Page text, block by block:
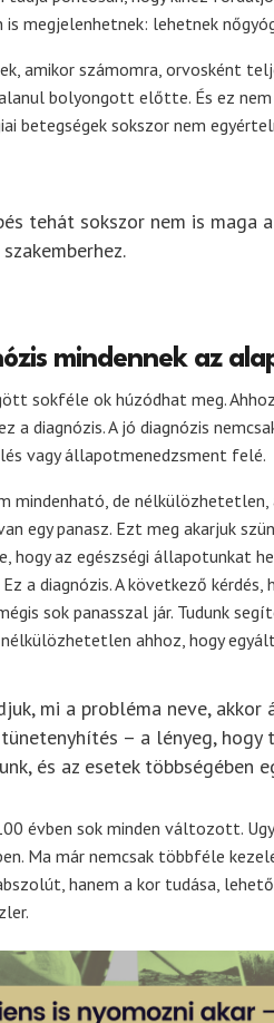
megjelenhetnek: lehetnek
amikor számomra, orvosként
bolyongott előtte. És ez nem
betegségek sokszor nem
tehát sokszor nem is maga
mindennek az
sokféle ok húzódhat meg.
a diagnózis. A jó diagnózis
vagy állapotmenedzsment felé.
mindenható, de nélkülözhetetlen,
egy panasz. Ezt meg akarjuk
hogy az egészségi állapotunkat
Ez a diagnózis. A következő
sok panasszal jár. Tudunk
ahhoz, hogy
mi a probléma neve,
– a lényeg,
és az esetek
évben sok minden változott.
Ma már nemcsak többféle
hanem a kor tudása,